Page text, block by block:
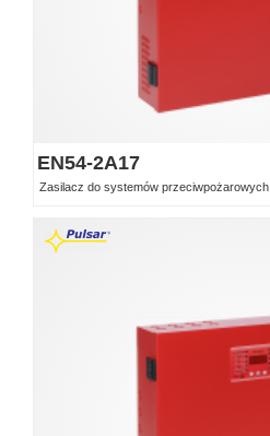
EN54-2A17
Zasilacz do systemów przeciwpożarowych